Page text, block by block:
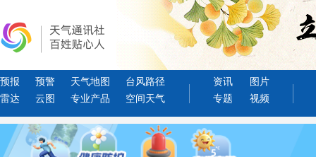
预报 预警 天气地图
台风路径
雷达
云图 专业产品 空间天气
资讯
图片
专题
视频